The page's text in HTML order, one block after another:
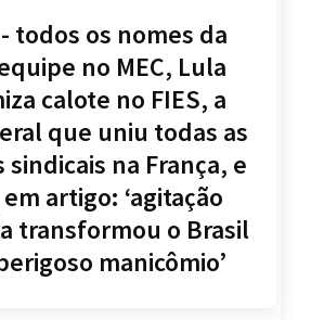
todos os nomes da
no MEC, Lula
calote no FIES, a
que uniu todas as
sindicais na França, e
artigo: ‘agitação
transformou o Brasil
manicômio’